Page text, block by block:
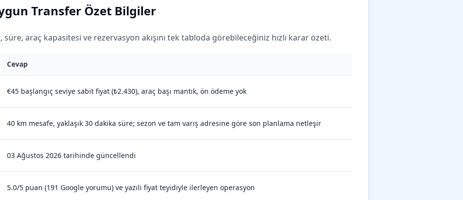
Transfer Özet Bilgiler
araç kapasitesi ve rezervasyon akışını tek tabloda görebileceğiniz hızlı karar özeti.
Cevap
€45 başlangıç seviye sabit fiyat (₺2.430), araç başı mantık, ön ödeme yok
40 km mesafe, yaklaşık 30 dakika süre; sezon ve tam varış adresine göre son planlama netleşir
03 Ağustos 2026 tarihinde güncellendi
5.0/5 puan (191 Google yorumu) ve yazılı fiyat teyidiyle ilerleyen operasyon